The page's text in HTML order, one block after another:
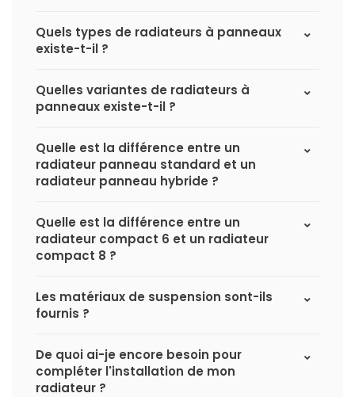
Quels types de radiateurs à panneaux
existe-t-il ?
Quelles variantes de radiateurs à
panneaux existe-t-il ?
Quelle est la différence entre un
radiateur panneau standard et un
radiateur panneau hybride ?
Quelle est la différence entre un
radiateur compact 6 et un radiateur
compact 8 ?
Les matériaux de suspension sont-ils
fournis ?
De quoi ai-je encore besoin pour
compléter l'installation de mon
radiateur ?